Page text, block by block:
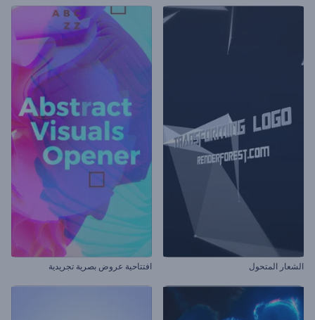
الشعار المتحول افتتاحية عروض بصرية تجريدية